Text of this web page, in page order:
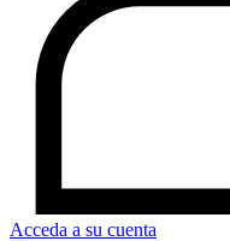
Acceda a su cuenta